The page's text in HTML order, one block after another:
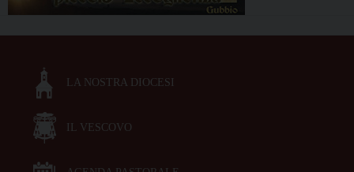
LA NOSTRA DIOCESI
IL VESCOVO